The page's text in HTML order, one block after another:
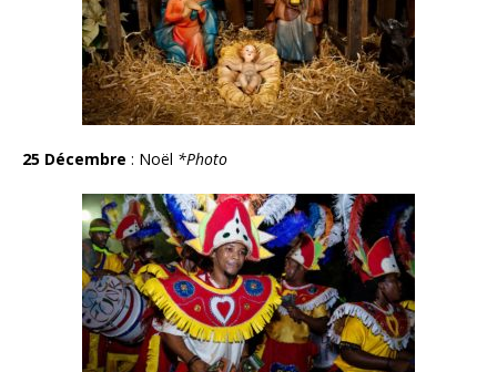
25 Décembre : Noël *Photo